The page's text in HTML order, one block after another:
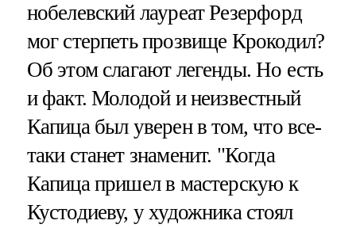
нобелевский лауреат Резерфорд
мог стерпеть прозвище Крокодил?
Об этом слагают легенды. Но есть
и факт. Молодой и неизвестный
Капица был уверен в том, что все-
таки станет знаменит. "Когда
Капица пришел в мастерскую к
Кустодиеву, у художника стоял